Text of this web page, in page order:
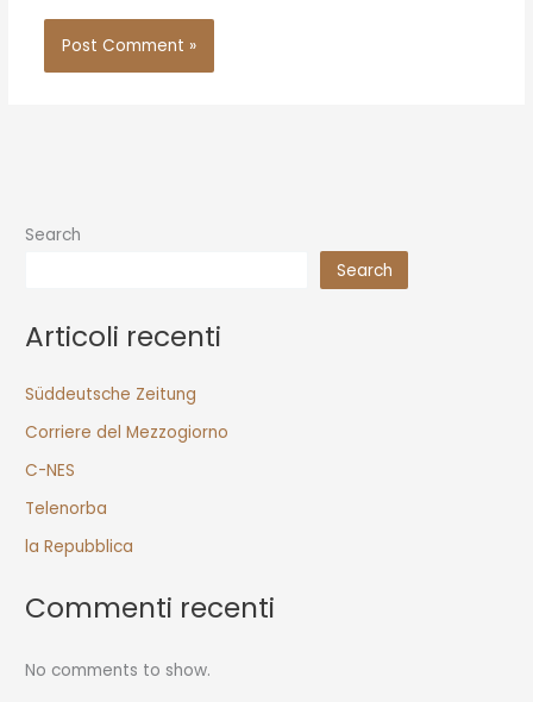
Search
Search
Articoli recenti
Süddeutsche Zeitung
Corriere del Mezzogiorno
C-NES
Telenorba
la Repubblica
Commenti recenti
No comments to show.